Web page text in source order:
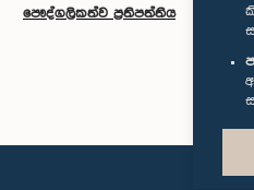
පෞද්ගලිකත්ව ප්‍රතිපත්තිය